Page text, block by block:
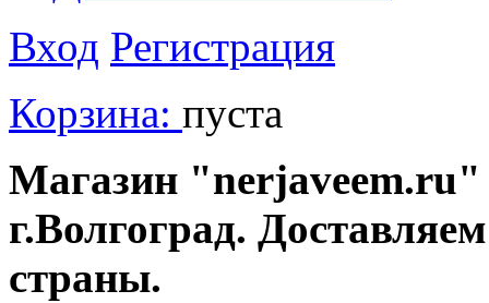
Вход Регистрация
Корзина: пуста
Магазин "nerjaveem.ru"
г.Волгоград.
страны.